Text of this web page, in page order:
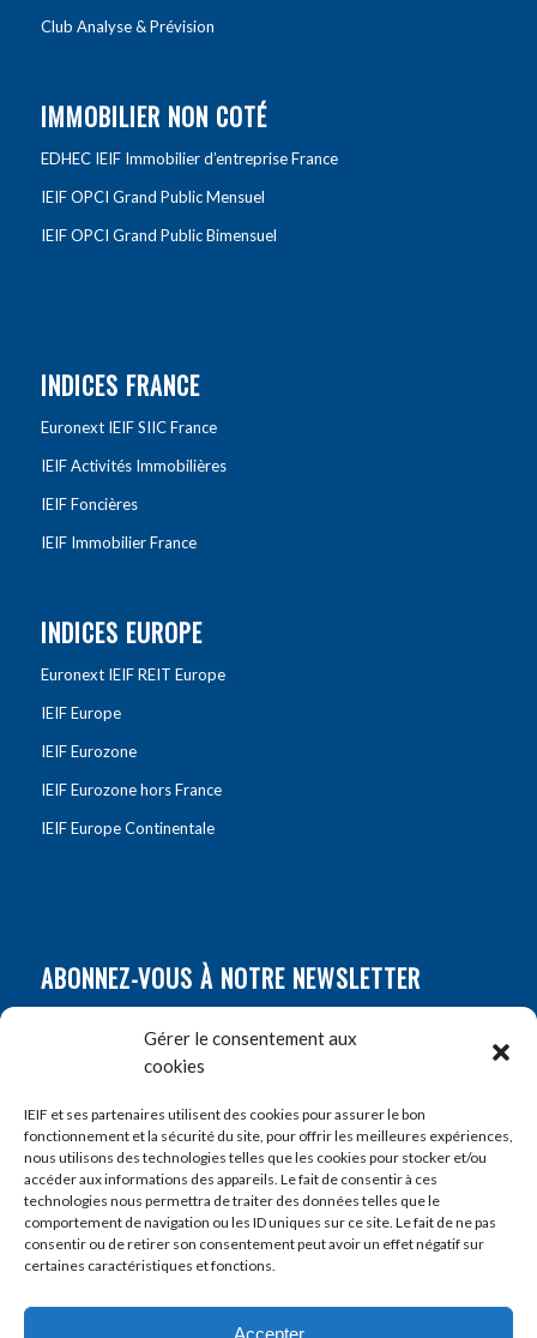
Gérer le consentement aux
cookies
IEIF et ses partenaires utilisent des cookies pour assurer le bon
fonctionnement et la sécurité du site, pour offrir les meilleures expériences,
nous utilisons des technologies telles que les cookies pour stocker et/ou
accéder aux informations des appareils. Le fait de consentir à ces
technologies nous permettra de traiter des données telles que le
comportement de navigation ou les ID uniques sur ce site. Le fait de ne pas
consentir ou de retirer son consentement peut avoir un effet négatif sur
certaines caractéristiques et fonctions.
Accepter
Club Analyse & Prévision
IMMOBILIER NON COTÉ
EDHEC IEIF Immobilier d’entreprise France
IEIF OPCI Grand Public Mensuel
IEIF OPCI Grand Public Bimensuel
INDICES FRANCE
Euronext IEIF SIIC France
IEIF Activités Immobilières
IEIF Foncières
IEIF Immobilier France
INDICES EUROPE
Euronext IEIF REIT Europe
IEIF Europe
IEIF Eurozone
IEIF Eurozone hors France
IEIF Europe Continentale
ABONNEZ-VOUS À NOTRE NEWSLETTER
Prénom
E-mail*